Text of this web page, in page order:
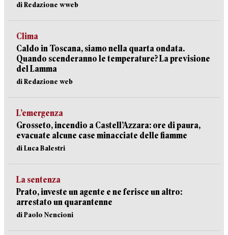
di Redazione wweb
Clima
Caldo in Toscana, siamo nella quarta ondata.
Quando scenderanno le temperature? La previsione
del Lamma
di Redazione web
L’emergenza
Grosseto, incendio a Castell’Azzara: ore di paura,
evacuate alcune case minacciate delle fiamme
di Luca Balestri
La sentenza
Prato, investe un agente e ne ferisce un altro:
arrestato un quarantenne
di Paolo Nencioni